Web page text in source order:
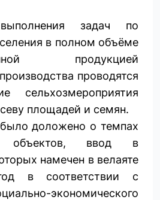
задач по
в полном объёме
продукцией
проводятся
сельхозмероприятия
площадей и семян.
доложено о темпах
объектов, ввод в
намечен в велаяте
в соответствии с
экономического